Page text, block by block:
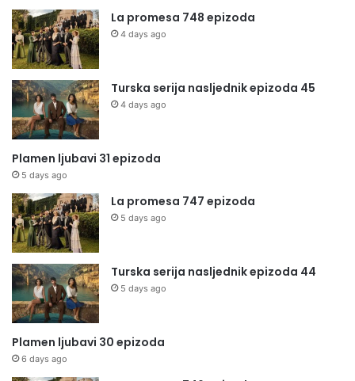
La promesa 748 epizoda
4 days ago
Turska serija nasljednik epizoda 45
4 days ago
Plamen ljubavi 31 epizoda
5 days ago
La promesa 747 epizoda
5 days ago
Turska serija nasljednik epizoda 44
5 days ago
Plamen ljubavi 30 epizoda
6 days ago